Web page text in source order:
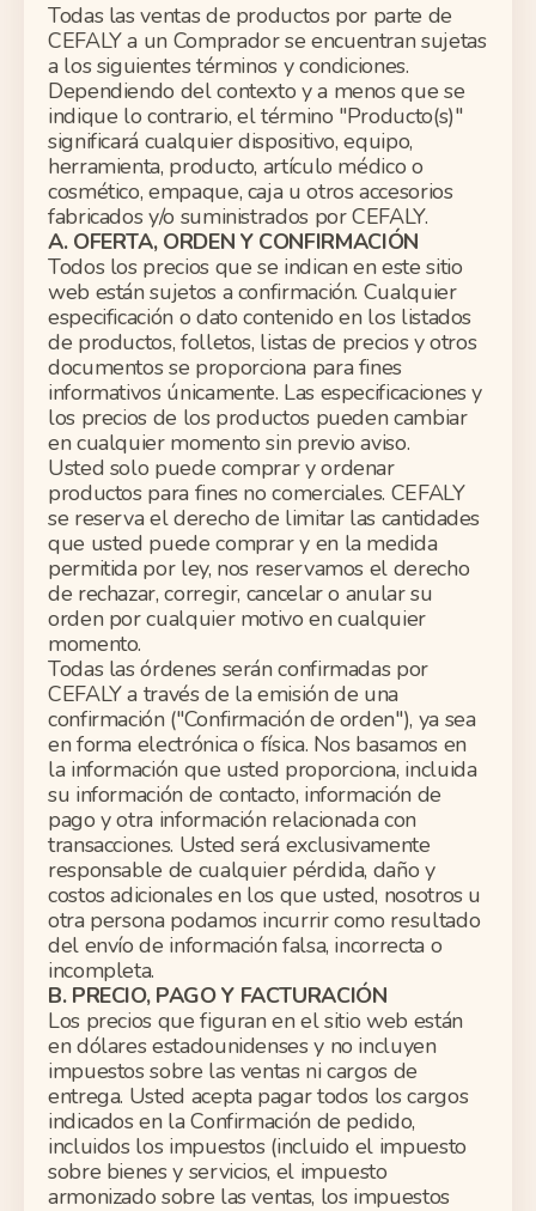
Todas las ventas de productos por parte de
CEFALY a un Comprador se encuentran sujetas
a los siguientes términos y condiciones.
Dependiendo del contexto y a menos que se
indique lo contrario, el término "Producto(s)"
significará cualquier dispositivo, equipo,
herramienta, producto, artículo médico o
cosmético, empaque, caja u otros accesorios
fabricados y/o suministrados por CEFALY.
A. OFERTA, ORDEN Y CONFIRMACIÓN
Todos los precios que se indican en este sitio
web están sujetos a confirmación. Cualquier
especificación o dato contenido en los listados
de productos, folletos, listas de precios y otros
documentos se proporciona para fines
informativos únicamente. Las especificaciones y
los precios de los productos pueden cambiar
en cualquier momento sin previo aviso.
Usted solo puede comprar y ordenar
productos para fines no comerciales. CEFALY
se reserva el derecho de limitar las cantidades
que usted puede comprar y en la medida
permitida por ley, nos reservamos el derecho
de rechazar, corregir, cancelar o anular su
orden por cualquier motivo en cualquier
momento.
Todas las órdenes serán confirmadas por
CEFALY a través de la emisión de una
confirmación ("Confirmación de orden"), ya sea
en forma electrónica o física. Nos basamos en
la información que usted proporciona, incluida
su información de contacto, información de
pago y otra información relacionada con
transacciones. Usted será exclusivamente
responsable de cualquier pérdida, daño y
costos adicionales en los que usted, nosotros u
otra persona podamos incurrir como resultado
del envío de información falsa, incorrecta o
incompleta.
B. PRECIO, PAGO Y FACTURACIÓN
Los precios que figuran en el sitio web están
en dólaresestadounidensesy no incluyen
impuestos sobre las ventas ni cargos de
entrega. Usted acepta pagartodos los cargos
indicados en la Confirmación de pedido,
incluidos los impuestos (incluido el impuesto
sobre bienes y servicios, el impuesto
armonizado sobre las ventas, los impuestos